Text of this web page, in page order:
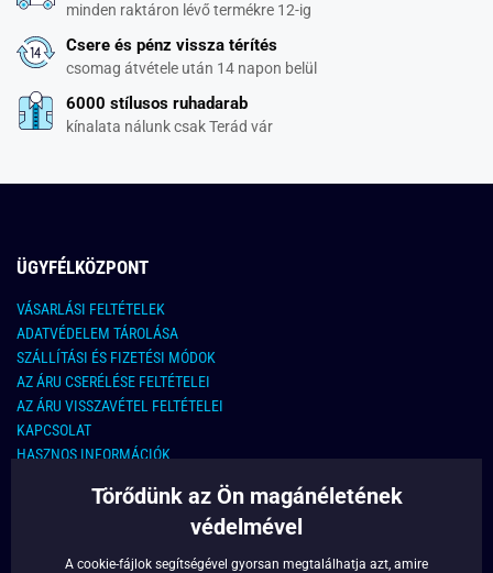
minden raktáron lévő termékre 12-ig
Csere és pénz vissza térítés
csomag átvétele után 14 napon belül
6000 stílusos ruhadarab
kínalata nálunk csak Terád vár
ÜGYFÉLKÖZPONT
VÁSARLÁSI FELTÉTELEK
ADATVÉDELEM TÁROLÁSA
SZÁLLÍTÁSI ÉS FIZETÉSI MÓDOK
AZ ÁRU CSERÉLÉSE FELTÉTELEI
AZ ÁRU VISSZAVÉTEL FELTÉTELEI
KAPCSOLAT
HASZNOS INFORMÁCIÓK
KAPCSOLAT
info@legyferfi.hu
Törődünk az Ön magánéletének
védelmével
A cookie-fájlok segítségével gyorsan megtalálhatja azt, amire